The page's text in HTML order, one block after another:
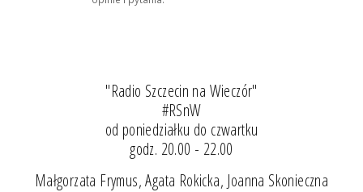
"Radio Szczecin na Wieczór"
#RSnW
od poniedziałku do czwartku
godz. 20.00 - 22.00
Małgorzata Frymus, Agata Rokicka, Joanna Skonieczna